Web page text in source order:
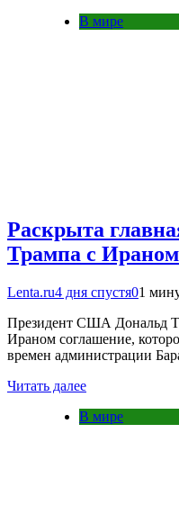
В мире
Раскрыта
Трампа с Ираном
Lenta.ru4 дня спустя01
Президент США Дональд
Ираном соглашение,
времен администрации
Читать далее
В мире